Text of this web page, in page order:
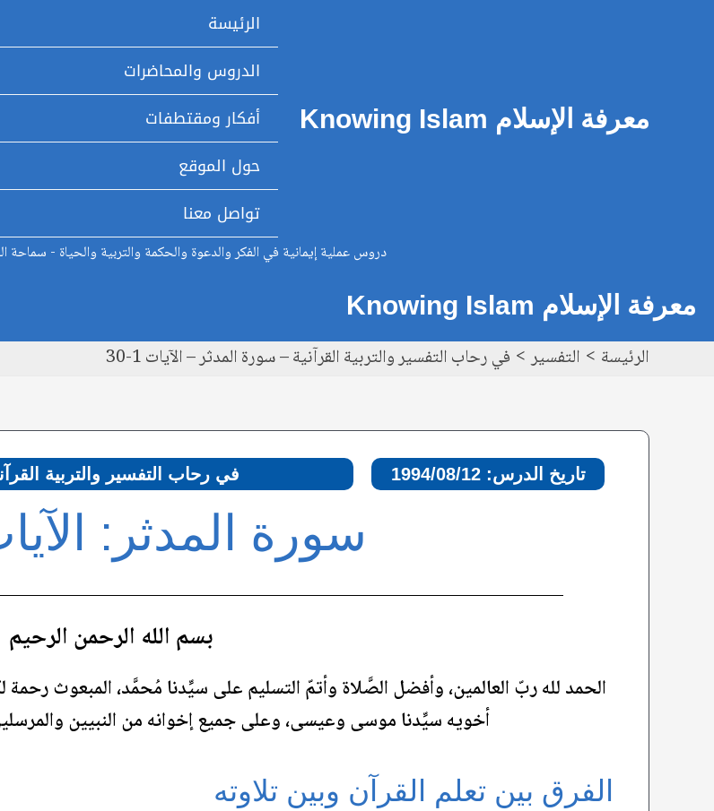
معرفة الإسلام Knowing Islam
الرئيسة
الدروس والمحاضرات
أفكار ومقتطفات
حول الموقع
تواصل معنا
دروس عملية إيمانية في الفكر والدعوة والحكمة والتربية والحياة - سماحة
معرفة الإسلام Knowing Islam
الرئيسة التفسير في رحاب التفسير والتربية القرآنية – سورة المدثر – الآيات 1-30
تاريخ الدرس: 1994/08/12 في رحاب التفسير والتربية
سورة المدثر: الآيات
بسم الله الرحمن الرحيم
الحمد لله ربّ العالمين، وأفضل الصَّلاة وأتمّ التسليم على سيِّدنا مُحمَّد، المبعوث
أخويه سيِّدنا موسى وعيسى، وعلى جميع إخوانه من النبيين
الفرق بين تعلم القرآن وبين تلاوته